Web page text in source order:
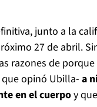
junto a la
27 de abril.
razones de
opinó Ubilla- a
en el cuerpoy